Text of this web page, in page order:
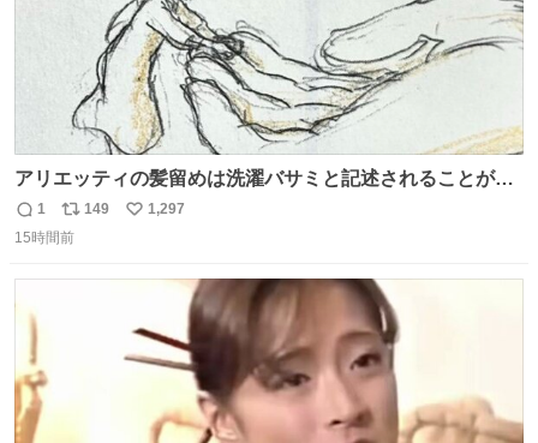
アリエッティの髪留めは洗濯バサミと記述されることが多
いですが、もっと小さいプラスチックのクリップです。 バ
ネは使いやすいように強度を調整してあるはず。
返
信
1
リ
ポ
149
い
1,297
15時間前